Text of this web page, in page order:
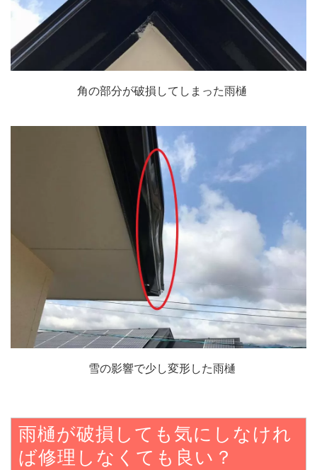
角の部分が破損してしまった雨樋
雪の影響で少し変形した雨樋
雨樋が破損しても気にしなけれ
ば修理しなくても良い？